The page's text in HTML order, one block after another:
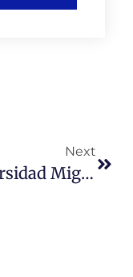
Next
Universidad Miguel De Cervantes Entregó Premio “Don Quijote De La Mancha 2018” A Guitarrista Chileno Luis Orlandini.